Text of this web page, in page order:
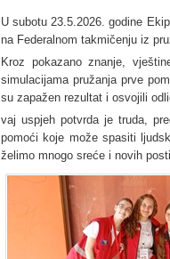
U subotu 23.5.2026. godine
na Federalnom takmičenju iz
Kroz pokazano znanje,
simulacijama pružanja prve
su zapažen rezultat i osvojili
vaj uspjeh potvrda je truda,
pomoći koje može spasiti
želimo mnogo sreće i novih